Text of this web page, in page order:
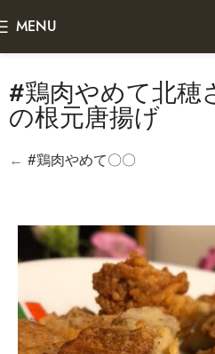
MENU
#鶏肉やめて北穂
の根元唐揚げ
← #鶏肉やめて〇〇